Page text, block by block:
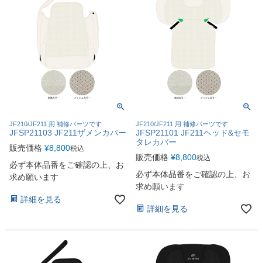
JF210/JF211 用 補修パーツです
JFSP21103 JF211ザメンカバー
販売価格 ¥8,800税込
必ず本体品番をご確認の上、お
求め願います
詳細を見る
JF210/JF211 用 補修パーツです
JFSP21101 JF211ヘッド&セモ
タレカバー
販売価格 ¥8,800税込
必ず本体品番をご確認の上、お
求め願います
詳細を見る